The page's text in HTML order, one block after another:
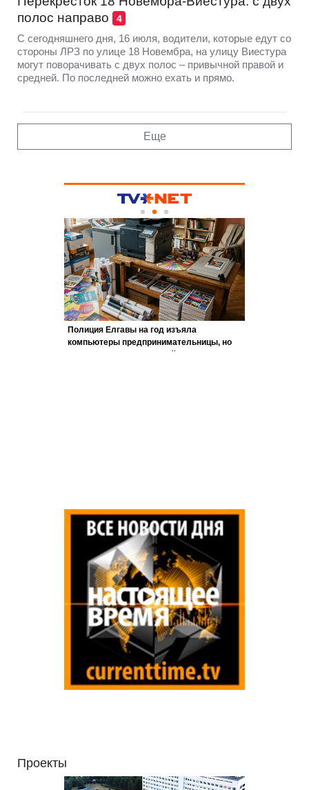
полос направо
4
С сегодняшнего дня, 16 июля, водители, которые едут со
стороны ЛРЗ по улице 18 Новембра, на улицу Виестура
могут поворачивать с двух полос – привычной правой и
средней. По последней можно ехать и прямо.
Еще
Проекты